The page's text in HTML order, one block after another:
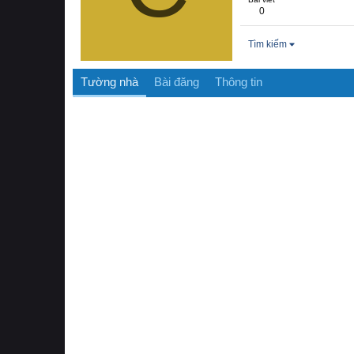
0
Tìm kiếm
Tường nhà Bài đăng Thông tin